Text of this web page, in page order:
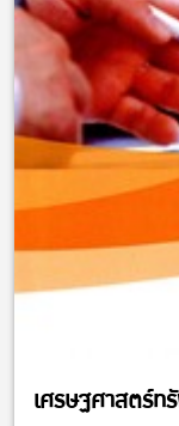
เศรษฐศาสตร์